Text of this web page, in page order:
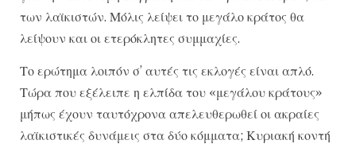
των λαϊκιστών. Μόλις λείψει το μεγάλο κράτος θα
λείψουν και οι ετερόκλητες συμμαχίες.
Το ερώτημα λοιπόν σ’ αυτές τις εκλογές είναι απλό.
Τώρα που εξέλειπε η ελπίδα του «μεγάλου κράτους»
μήπως έχουν ταυτόχρονα απελευθερωθεί οι ακραίες
λαϊκιστικές δυνάμεις στα δύο κόμματα; Κυριακή κοντή